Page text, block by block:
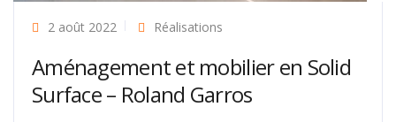
2 août 2022 Réalisations
Aménagement et mobilier en Solid
Surface – Roland Garros